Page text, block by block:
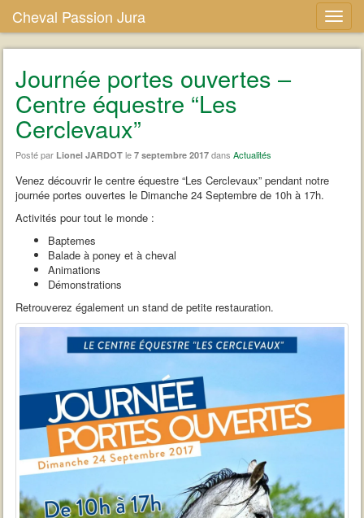
Cheval Passion Jura
Journée portes ouvertes –
Centre équestre “Les
Cerclevaux”
Posté par Lionel JARDOT le7 septembre 2017 dansActualités
Venez découvrir le centre équestre “Les Cerclevaux” pendant notre
journée portes ouvertes le Dimanche 24 Septembre de 10h à 17h.
Activités pour tout le monde :
Baptemes
Balade à poney et à cheval
Animations
Démonstrations
Retrouverez également un stand de petite restauration.